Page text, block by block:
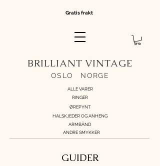
BRILLIANT VINTAGE
OSLO NORGE
Gratis frakt
ALLE VARER
RINGER
ØREPYNT
HALSKJEDER OG ANHENG
ARMBÅND
ANDRE SMYKKER
GUIDER